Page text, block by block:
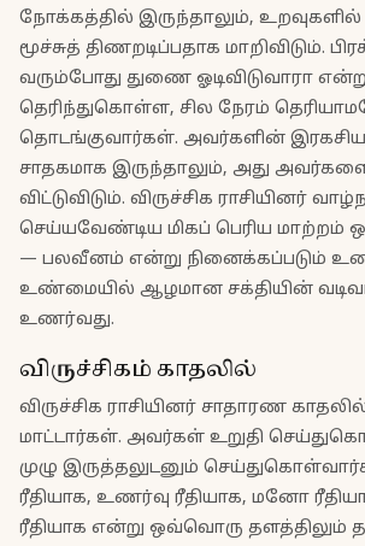
நோக்கத்தில் இருந்தாலும், உறவுகளில்
மூச்சுத் திணறடிப்பதாக மாறிவிடும்.
வரும்போது துணை ஓடிவிடுவாரா
தெரிந்துகொள்ள, சில நேரம்
தொடங்குவார்கள். அவர்களின்
சாதகமாக இருந்தாலும், அது
விட்டுவிடும். விருச்சிக ராசியினர்
செய்யவேண்டிய மிகப் பெரிய
— பலவீனம் என்று நினைக்கப்படும்
உண்மையில் ஆழமான சக்தியின்
உணர்வது.
விருச்சிகம் காதலில்
விருச்சிக ராசியினர் சாதாரண காதலில்
மாட்டார்கள். அவர்கள் உறுதி
முழு இருத்தலுடனும்
ரீதியாக, உணர்வு ரீதியாக, மனோ
ரீதியாக என்று ஒவ்வொரு தளத்திலும்